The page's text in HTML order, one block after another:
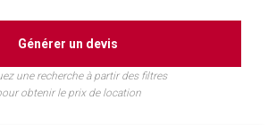
Générer un devis
une recherche à partir des filtres
obtenir le prix de location